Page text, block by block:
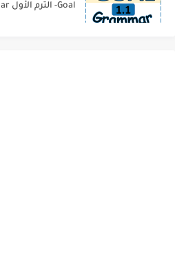
Goal- الترم الأول Grammar الفصل الدراسي الأول